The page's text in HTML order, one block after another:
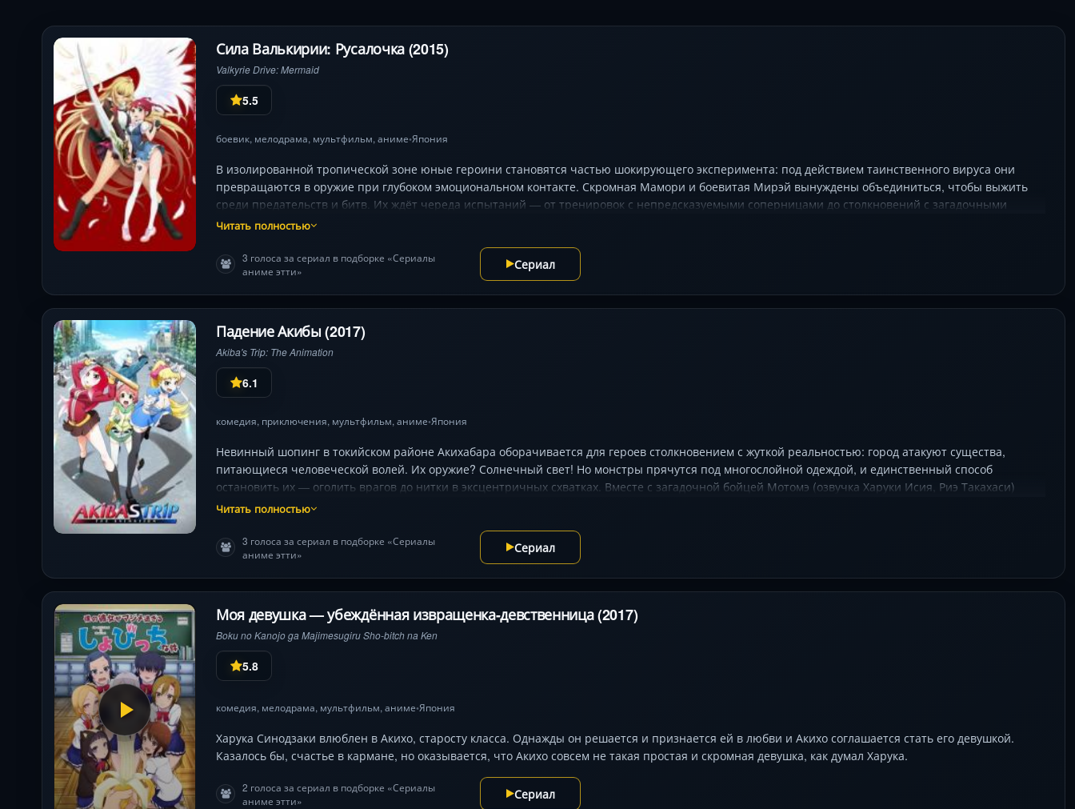
Сила Валькирии: Русалочка (2015)
Valkyrie Drive: Mermaid
5.5
боевик, мелодрама, мультфильм, аниме•Япония
В изолированной тропической зоне юные героини становятся частью шокирующего эксперимента: под действием таинственного вируса они
превращаются в оружие при глубоком эмоциональном контакте. Скромная Мамори и боевитая Мирэй вынуждены объединиться, чтобы выжить
среди предательств и битв. Их ждёт череда испытаний — от тренировок с непредсказуемыми соперницами до столкновений с загадочными
«Богами-Столпами». Сериал покоряет динамичными схватками в стиле «сейнен», визуальной эстетикой трансформаций и напряжённым сюжетом
неожиданные повороты держат в напряжении до финала.
Читать полностью
3 голоса за сериал в подборке «Сериалы
аниме этти»
Сериал
Падение Акибы (2017)
Akiba's Trip: The Animation
6.1
комедия, приключения, мультфильм, аниме•Япония
Невинный шопинг в токийском районе Акихабара оборачивается для героев столкновением с жуткой реальностью: город атакуют существа,
питающиеся человеческой волей. Их оружие? Солнечный свет! Но монстры прячутся под многослойной одеждой, и единственный способ
остановить их — оголить врагов до нитки в эксцентричных схватках. Вместе с загадочной бойцей Мотомэ (озвучка Харуки Исия, Риэ Такахаси)
парень и его сестра погружаются в абсурдную войну, где стриптиз становится искусством выживания, а за углом каждого магазина ждёт новый
атмосферу скрытой угрозы среди неоновых вывесок.
Читать полностью
3 голоса за сериал в подборке «Сериалы
аниме этти»
Сериал
Моя девушка — убеждённая извращенка-девственница (2017)
Boku no Kanojo ga Majimesugiru Sho-bitch na Ken
5.8
комедия, мелодрама, мультфильм, аниме•Япония
Харука Синодзаки влюблен в Акихо, старосту класса. Однажды он решается и признается ей в любви и Акихо соглашается стать его девушкой.
Казалось бы, счастье в кармане, но оказывается, что Акихо совсем не такая простая и скромная девушка, как думал Харука.
2 голоса за сериал в подборке «Сериалы
аниме этти»
Сериал